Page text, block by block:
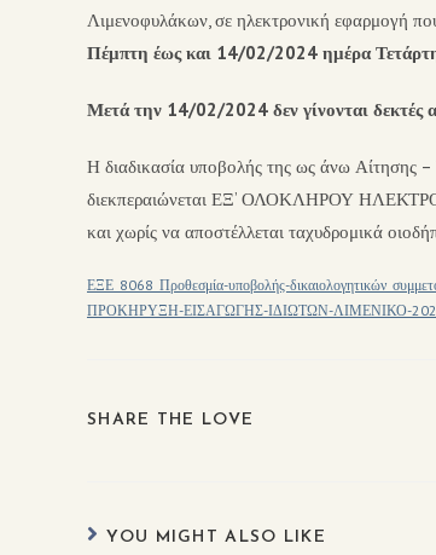
Λιμενοφυλάκων, σε ηλεκτρονική εφαρμογή που
Πέμπτη έως και 14/02/2024 ημέρα
Μετά την 14/02/2024 δεν γίνονται δεκτές
Η διαδικασία υποβολής της ως άνω Αίτησης
διεκπεραιώνεται ΕΞ’ ΟΛΟΚΛΗΡΟΥ
και χωρίς να αποστέλλεται ταχυδρομικά
ΕΞΕ_8068_Προθεσμία-υποβολής-
ΠΡΟΚΗΡΥΞΗ-ΕΙΣΑΓΩΓΗΣ-ΙΔΙΩΤΩΝ-ΛΙΜΕΝΙΚΟ-
SHARE THE LOVE
YOU MIGHT ALSO LIKE